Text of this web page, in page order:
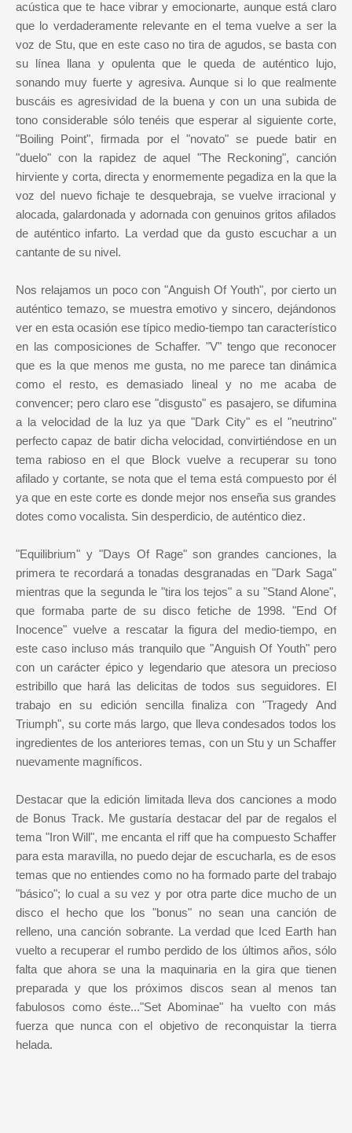
acústica que te hace vibrar y emocionarte, aunque está claro
que lo verdaderamente relevante en el tema vuelve a ser la
voz de Stu, que en este caso no tira de agudos, se basta con
su línea llana y opulenta que le queda de auténtico lujo,
sonando muy fuerte y agresiva. Aunque si lo que realmente
buscáis es agresividad de la buena y con un una subida de
tono considerable sólo tenéis que esperar al siguiente corte,
"Boiling Point", firmada por el "novato" se puede batir en
"duelo" con la rapidez de aquel "The Reckoning", canción
hirviente y corta, directa y enormemente pegadiza en la que la
voz del nuevo fichaje te desquebraja, se vuelve irracional y
alocada, galardonada y adornada con genuinos gritos afilados
de auténtico infarto. La verdad que da gusto escuchar a un
cantante de su nivel.
Nos relajamos un poco con "Anguish Of Youth", por cierto un
auténtico temazo, se muestra emotivo y sincero, dejándonos
ver en esta ocasión ese típico medio-tiempo tan característico
en las composiciones de Schaffer. "V" tengo que reconocer
que es la que menos me gusta, no me parece tan dinámica
como el resto, es demasiado lineal y no me acaba de
convencer; pero claro ese "disgusto" es pasajero, se difumina
a la velocidad de la luz ya que "Dark City" es el "neutrino"
perfecto capaz de batir dicha velocidad, convirtiéndose en un
tema rabioso en el que Block vuelve a recuperar su tono
afilado y cortante, se nota que el tema está compuesto por él
ya que en este corte es donde mejor nos enseña sus grandes
dotes como vocalista. Sin desperdicio, de auténtico diez.
"Equilibrium" y "Days Of Rage" son grandes canciones, la
primera te recordará a tonadas desgranadas en "Dark Saga"
mientras que la segunda le "tira los tejos" a su "Stand Alone",
que formaba parte de su disco fetiche de 1998. "End Of
Inocence" vuelve a rescatar la figura del medio-tiempo, en
este caso incluso más tranquilo que "Anguish Of Youth" pero
con un carácter épico y legendario que atesora un precioso
estribillo que hará las delicitas de todos sus seguidores. El
trabajo en su edición sencilla finaliza con "Tragedy And
Triumph", su corte más largo, que lleva condesados todos los
ingredientes de los anteriores temas, con un Stu y un Schaffer
nuevamente magníficos.
Destacar que la edición limitada lleva dos canciones a modo
de Bonus Track. Me gustaría destacar del par de regalos el
tema "Iron Will", me encanta el riff que ha compuesto Schaffer
para esta maravilla, no puedo dejar de escucharla, es de esos
temas que no entiendes como no ha formado parte del trabajo
"básico"; lo cual a su vez y por otra parte dice mucho de un
disco el hecho que los "bonus" no sean una canción de
relleno, una canción sobrante. La verdad que Iced Earth han
vuelto a recuperar el rumbo perdido de los últimos años, sólo
falta que ahora se una la maquinaria en la gira que tienen
preparada y que los próximos discos sean al menos tan
fabulosos como éste..."Set Abominae" ha vuelto con más
fuerza que nunca con el objetivo de reconquistar la tierra
helada.